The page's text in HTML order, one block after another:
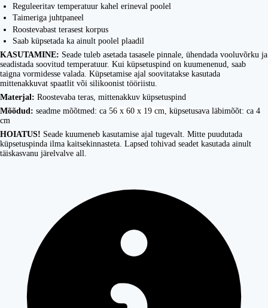
Reguleeritav temperatuur kahel erineval poolel
Taimeriga juhtpaneel
Roostevabast terasest korpus
Saab küpsetada ka ainult poolel plaadil
KASUTAMINE: Seade tuleb asetada tasasele pinnale, ühendada vooluvõrku ja
seadistada soovitud temperatuur. Kui küpsetuspind on kuumenenud, saab
taigna vormidesse valada. Küpsetamise ajal soovitatakse kasutada
mittenakkuvat spaatlit või silikoonist tööriistu.
Materjal: Roostevaba teras, mittenakkuv küpsetuspind
Mõõdud: seadme mõõtmed: ca 56 x 60 x 19 cm, küpsetusava läbimõõt: ca 4
cm
HOIATUS! Seade kuumeneb kasutamise ajal tugevalt. Mitte puudutada
küpsetuspinda ilma kaitsekinnasteta. Lapsed tohivad seadet kasutada ainult
täiskasvanu järelvalve all.